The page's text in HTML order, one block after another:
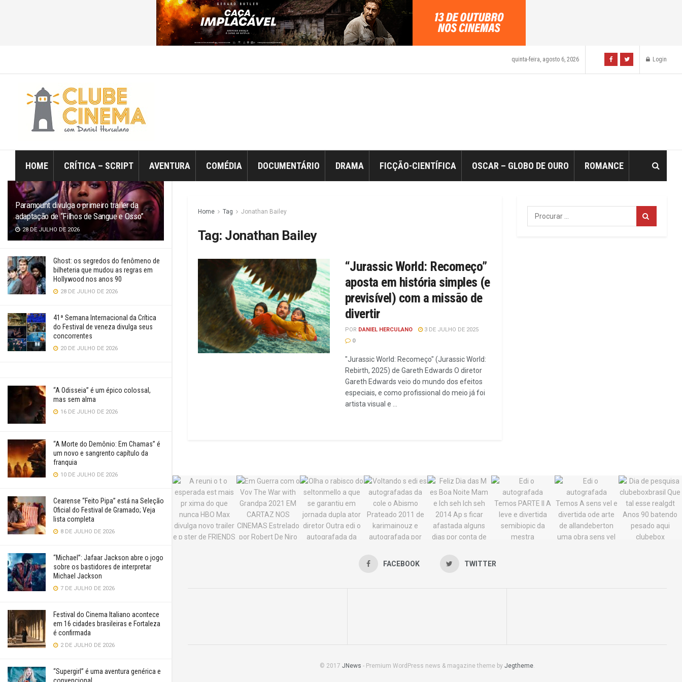
Paramount divulga o primeiro trailer da
adaptação de “Filhos de Sangue e Osso”
28 DE JULHO DE 2026
Ghost: os segredos do fenômeno de
bilheteria que mudou as regras em
Hollywood nos anos 90
28 DE JULHO DE 2026
41ª Semana Internacional da Crítica
do Festival de veneza divulga seus
concorrentes
20 DE JULHO DE 2026
“A Odisseia” é um épico colossal,
mas sem alma
16 DE JULHO DE 2026
“A Morte do Demônio: Em Chamas” é
um novo e sangrento capítulo da
franquia
10 DE JULHO DE 2026
Cearense “Feito Pipa” está na Seleção
Oficial do Festival de Gramado; Veja
lista completa
8 DE JULHO DE 2026
“Michael”: Jafaar Jackson abre o jogo
sobre os bastidores de interpretar
Michael Jackson
7 DE JULHO DE 2026
Festival do Cinema Italiano acontece
em 16 cidades brasileiras e Fortaleza
é confirmada
2 DE JULHO DE 2026
“Supergirl” é uma aventura genérica e
quinta-feira, agosto 6, 2026 Login
HOME CRÍTICA – SCRIPT AVENTURA COMÉDIA DOCUMENTÁRIO DRAMA FICÇÃO-CIENTÍFICA OSCAR – GLOBO DE OURO ROMANCE
Home Tag Jonathan Bailey
Tag: Jonathan Bailey
“Jurassic World: Recomeço”
aposta em história simples (e
previsível) com a missão de
divertir
POR DANIEL HERCULANO
3 DE JULHO DE 2025
0
"Jurassic World: Recomeço" (Jurassic World:
Rebirth, 2025) de Gareth Edwards O diretor
Gareth Edwards veio do mundo dos efeitos
especiais, e como profissional do meio já foi
artista visual e ...
FACEBOOK TWITTER
© 2017 JNews - Premium WordPress news & magazine theme by Jegtheme